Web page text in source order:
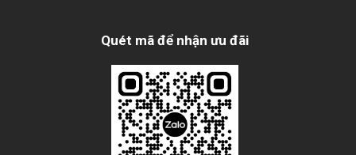
Quét mã để nhận ưu đãi